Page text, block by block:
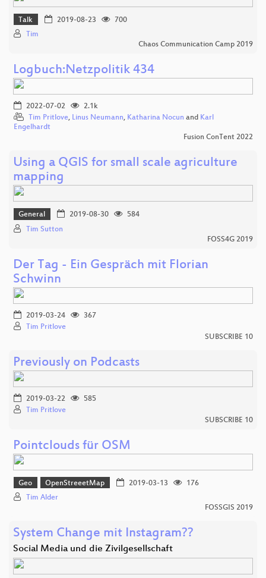
Talk 2019-08-23
700
Tim
Chaos Communication Camp 2019
Logbuch:Netzpolitik 434
2022-07-02
2.1k
Tim Pritlove, Linus Neumann, Katharina Nocun and Karl
Engelhardt
Fusion ConTent 2022
Using a QGIS for small scale agriculture
mapping
General 2019-08-30
584
Tim Sutton
FOSS4G 2019
Der Tag - Ein Gespräch mit Florian
Schwinn
2019-03-24
367
Tim Pritlove
SUBSCRIBE 10
Previously on Podcasts
2019-03-22
585
Tim Pritlove
SUBSCRIBE 10
Pointclouds für OSM
Geo OpenStreeetMap 2019-03-13
176
Tim Alder
FOSSGIS 2019
System Change mit Instagram??
Social Media und die Zivilgesellschaft